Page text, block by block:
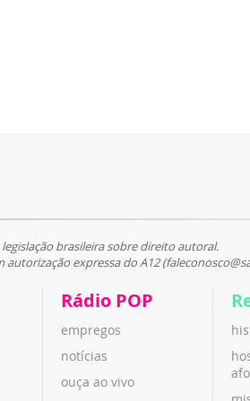
brasileira sobre direito autoral.
expressa do A12
Rádio POP
empregos
notícias
ouça ao vivo